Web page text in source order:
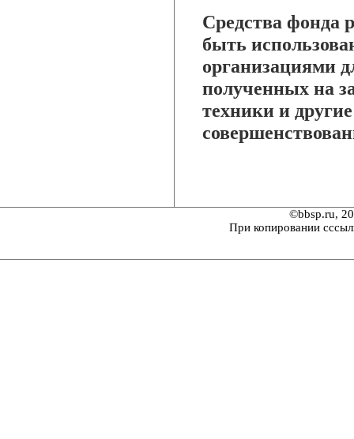
Средства фонда
быть
организациями
полученных на
техники и
©bbsp.ru,
При копировании